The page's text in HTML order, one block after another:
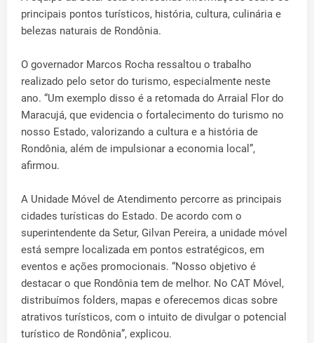
principais pontos turísticos, história, cultura, culinária e
belezas naturais de Rondônia.
O governador Marcos Rocha ressaltou o trabalho
realizado pelo setor do turismo, especialmente neste
ano. “Um exemplo disso é a retomada do Arraial Flor do
Maracujá, que evidencia o fortalecimento do turismo no
nosso Estado, valorizando a cultura e a história de
Rondônia, além de impulsionar a economia local”,
afirmou.
A Unidade Móvel de Atendimento percorre as principais
cidades turísticas do Estado. De acordo com o
superintendente da Setur, Gilvan Pereira, a unidade móvel
está sempre localizada em pontos estratégicos, em
eventos e ações promocionais. “Nosso objetivo é
destacar o que Rondônia tem de melhor. No CAT Móvel,
distribuímos folders, mapas e oferecemos dicas sobre
atrativos turísticos, com o intuito de divulgar o potencial
turístico de Rondônia”, explicou.